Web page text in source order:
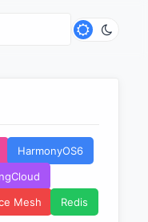
HarmonyOS6
Mesh
Redis